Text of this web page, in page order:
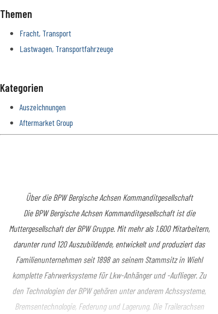
Themen
Fracht, Transport
Lastwagen, Transportfahrzeuge
Kategorien
Auszeichnungen
Aftermarket Group
Über die BPW Bergische Achsen Kommanditgesellschaft
Die BPW Bergische Achsen Kommanditgesellschaft ist die
Muttergesellschaft der BPW Gruppe. Mit mehr als 1.600 Mitarbeitern,
darunter rund 120 Auszubildende, entwickelt und produziert das
Familienunternehmen seit 1898 an seinem Stammsitz in Wiehl
komplette Fahrwerksysteme für Lkw-Anhänger und -Auflieger. Zu
den Technologien der BPW gehören unter anderem Achssysteme,
Bremsentechnologie, Federung und Lagerung. Die Trailerachsen